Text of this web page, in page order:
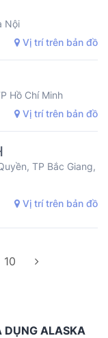
Nội
Vị trí trên bản đồ
Hồ Chí Minh
Vị trí trên bản đồ
TP Bắc Giang,
Vị trí trên bản đồ
10
DỤNG ALASKA